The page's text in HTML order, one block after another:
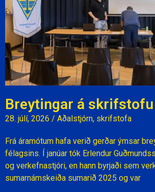
Breytingar á skrifstofu
28. júlí, 2026 / Aðalstjórn, skrifstofa
Frá áramótum hafa verið gerðar ýmsar
félagsins. Í janúar tók Erlendur
og verkefnastjóri, en hann byrjaði sem
sumarnámskeiða sumarið 2025 og var